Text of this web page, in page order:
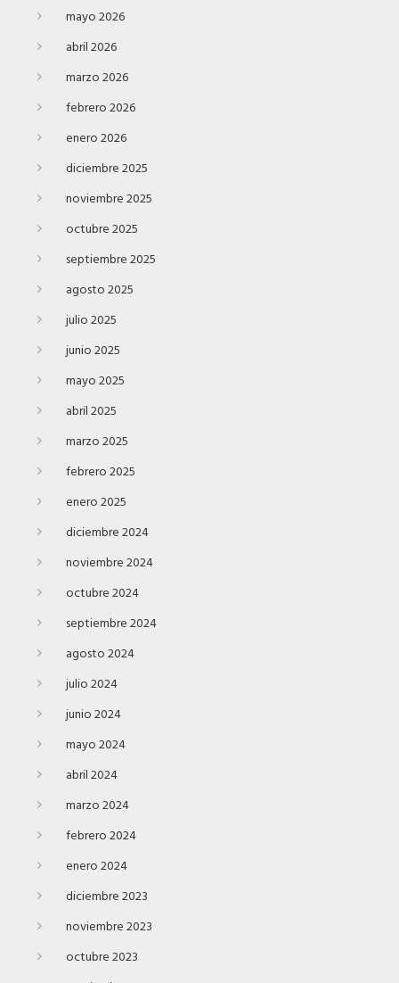
mayo 2026
abril 2026
marzo 2026
febrero 2026
enero 2026
diciembre 2025
noviembre 2025
octubre 2025
septiembre 2025
agosto 2025
julio 2025
junio 2025
mayo 2025
abril 2025
marzo 2025
febrero 2025
enero 2025
diciembre 2024
noviembre 2024
octubre 2024
septiembre 2024
agosto 2024
julio 2024
junio 2024
mayo 2024
abril 2024
marzo 2024
febrero 2024
enero 2024
diciembre 2023
noviembre 2023
octubre 2023